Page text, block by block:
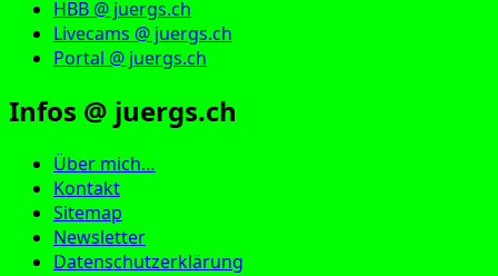
HBB @ juergs.ch
Livecams @ juergs.ch
Portal @ juergs.ch
Infos @ juergs.ch
Über mich…
Kontakt
Sitemap
Newsletter
Datenschutzerklärung